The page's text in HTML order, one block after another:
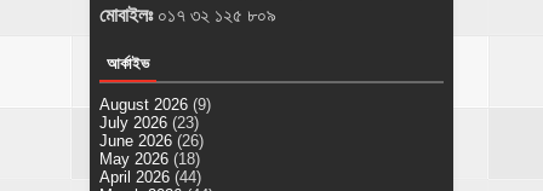
মোবাইলঃ ০১৭ ৩২ ১২৫ ৮০৯
আর্কাইভ
August 2026 (9)
July 2026 (23)
June 2026 (26)
May 2026 (18)
April 2026 (44)